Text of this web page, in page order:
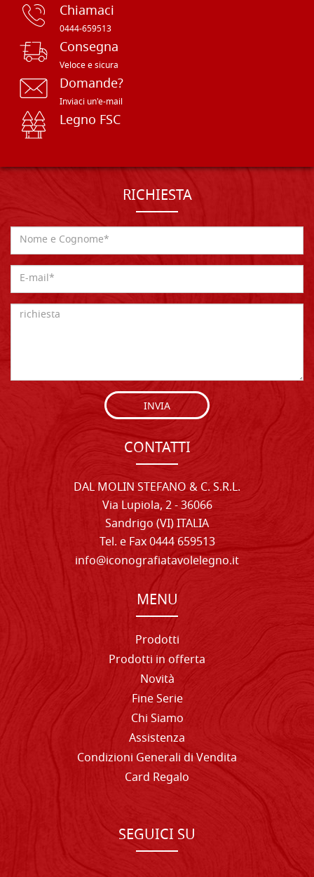
Chiamaci
0444-659513
Consegna
Veloce e sicura
Domande?
Inviaci un'e-mail
Legno FSC
RICHIESTA
INVIA
CONTATTI
DAL MOLIN STEFANO & C. S.R.L.
Via Lupiola, 2 - 36066
Sandrigo (VI) ITALIA
Tel. e Fax 0444 659513
info@iconografiatavolelegno.it
MENU
Prodotti
Prodotti in offerta
Novità
Fine Serie
Chi Siamo
Assistenza
Condizioni Generali di Vendita
Card Regalo
SEGUICI SU